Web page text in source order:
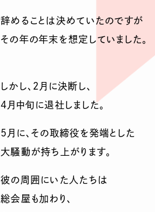
辞めることは決めていたのですが
その年の年末を想定していました。
しかし、2月に決断し、
4月中旬に退社しました。
5月に、その取締役を発端とした
大騒動が持ち上がります。
彼の周囲にいた人たちは
総会屋も加わり、